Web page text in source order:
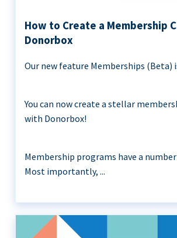
How to Create a Membership
Donorbox
Our new feature Memberships (Beta)
You can now create a stellar
with Donorbox!
Membership programs have a
Most importantly, ...